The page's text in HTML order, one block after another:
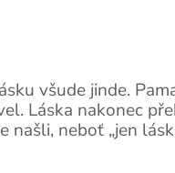
všude jinde.
Láska nakonec
neboť „jen